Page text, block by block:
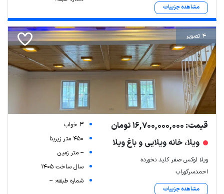
مشاهده جزییات
4 تصویر
قیمت: 16,700,000,000 تومان
ویلا، خانه ویلایی و باغ ویلا
ویلا لوکس صفر کلید نخورده
احمدسرگوراب
مشاهده جزییات
3 خواب
450 متر زیربنا
-- متر زمین
سال ساخت 1405
شماره طبقه: --